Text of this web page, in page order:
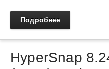
Подробнее
HyperSnap